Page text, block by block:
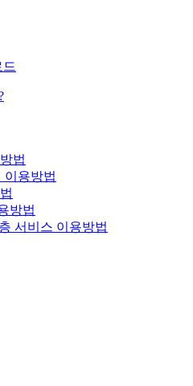
법
이용방법
방법
서비스 이용방법